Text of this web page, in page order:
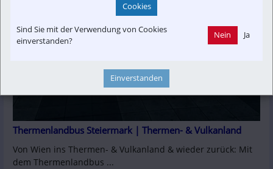
Thermenlandbus Steiermark | Thermen- & Vulkanland
Von Wien ins Thermen- & Vulkanland & wieder zurück: Mit
dem Thermenlandbus ...
Cookies
Sind Sie mit der Verwendung von Cookies
einverstanden?
Nein Ja
Einverstanden